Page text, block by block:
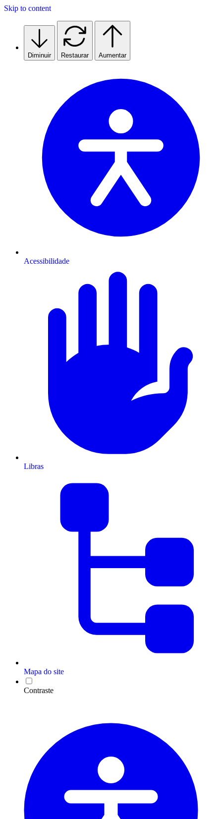
Skip to content
Diminuir Restaurar Aumentar
Acessibilidade
Libras
Mapa do site
Contraste